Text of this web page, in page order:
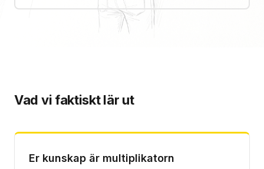
Vad vi faktiskt lär ut
Er kunskap är multiplikatorn